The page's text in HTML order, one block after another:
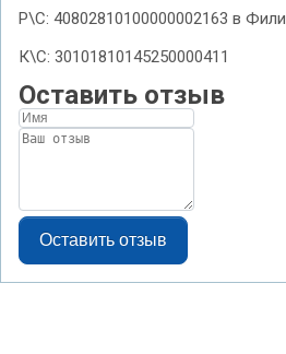
Р\С: 40802810100000002163 в
К\С: 30101810145250000411
Оставить отзыв
Оставить отзыв